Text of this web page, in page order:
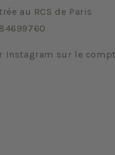
au RCS de Paris
Instagram sur le